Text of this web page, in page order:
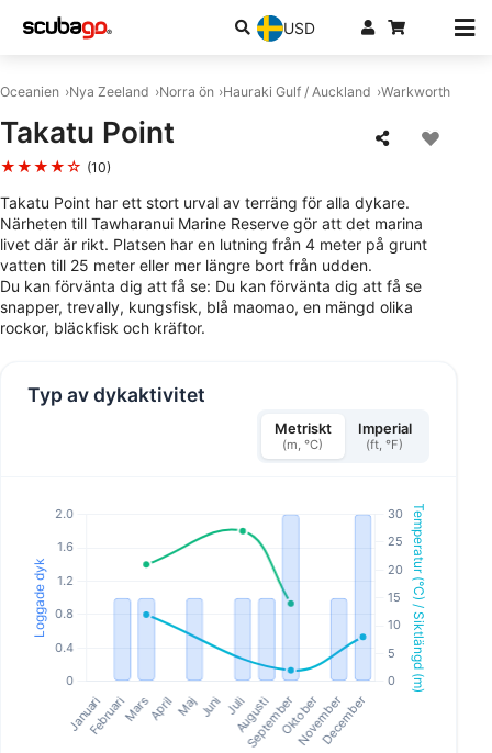
USD
Oceanien Nya Zeeland Norra ön Hauraki Gulf / Auckland Warkworth
Takatu Point
★★★★☆ (10)
Takatu Point har ett stort urval av terräng för alla dykare.
Närheten till Tawharanui Marine Reserve gör att det marina
livet där är rikt. Platsen har en lutning från 4 meter på grunt
vatten till 25 meter eller mer längre bort från udden.
Du kan förvänta dig att få se: Du kan förvänta dig att få se
snapper, trevally, kungsfisk, blå maomao, en mängd olika
rockor, bläckfisk och kräftor.
Typ av dykaktivitet
Metriskt
(m, °C)
Imperial
(ft, °F)